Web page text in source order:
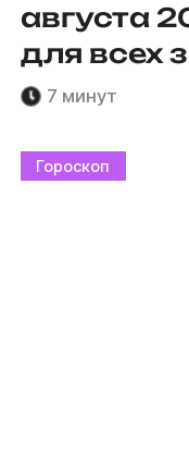
августа
для всех
7 минут
Гороскоп